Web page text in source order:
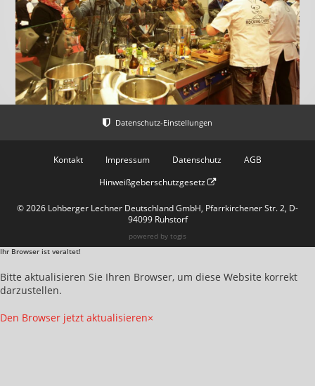
Kontakt Impressum Datenschutz
AGB
Hinweißgeberschutzgesetz
© 2026 Lohberger Lechner Deutschland GmbH, Pfarrkirchener Str. 2, D-
94099 Ruhstorf
powered by togis
Ihr Browser ist veraltet!
Bitte aktualisieren Sie Ihren Browser, um diese Website korrekt
darzustellen.
Den Browser jetzt aktualisieren×